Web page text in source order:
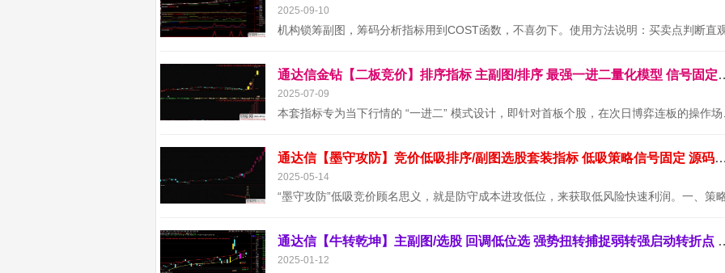
2025-09-10
通达信金钻【二板竞价】排序指标
2025-07-09
通达信【墨守攻防】竞价低吸排序/副图选股套装指标 低吸策略信号固定 源码无未来
2025-05-14
通达信【牛转乾坤】主副图/选
2025-01-12